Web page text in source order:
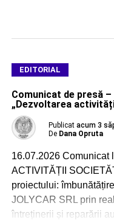
EDITORIAL
Comunicat de presă
„Dezvoltarea
Publicat acum 3
De Dana Opruta
16.07.2026 Comunicat
ACTIVITĂȚII
proiectului:
JOLYCAR SRL prin
întreținerii și reparării